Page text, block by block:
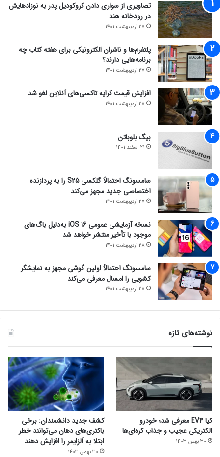
تصاویری از سواری دادن کروکودیل پدر به نوزادهایش
در رودخانه هند
27 اردیبهشت 1401
پلتفرم‌ها و ناشران الکترونیکی برای هفته کتاب چه
برنامه‌هایی دارند؟
27 اردیبهشت 1401
افزایش قیمت کرایه تاکسی‌های آنلاین لغو شد
28 اردیبهشت 1401
بیگ بلوباتن
21 اسفند 1401
سامسونگ احتمالاً گلکسی S25 را به پردازنده
اختصاصی جدید مجهز می‌کند
27 اردیبهشت 1401
نسخه آزمایشی عمومی iOS 16 به‌دلیل باگ‌های
موجود با تأخیر منتشر خواهد شد
28 اردیبهشت 1401
سامسونگ احتمالاً اولین گوشی مجهز به نمایشگر
کشویی را امسال معرفی می‌کند
28 اردیبهشت 1401
نوشته‌های تازه
کیا EV4 معرفی شد؛ خودرو
الکتریکی عجیب و جذاب کره‌ای‌ها
30 بهمن 1403
کشف جدید دانشمندان: برخی
باکتری‌های دهان می‌توانند خطر
ابتلا به آلزایمر را افزایش دهند
30 بهمن 1403